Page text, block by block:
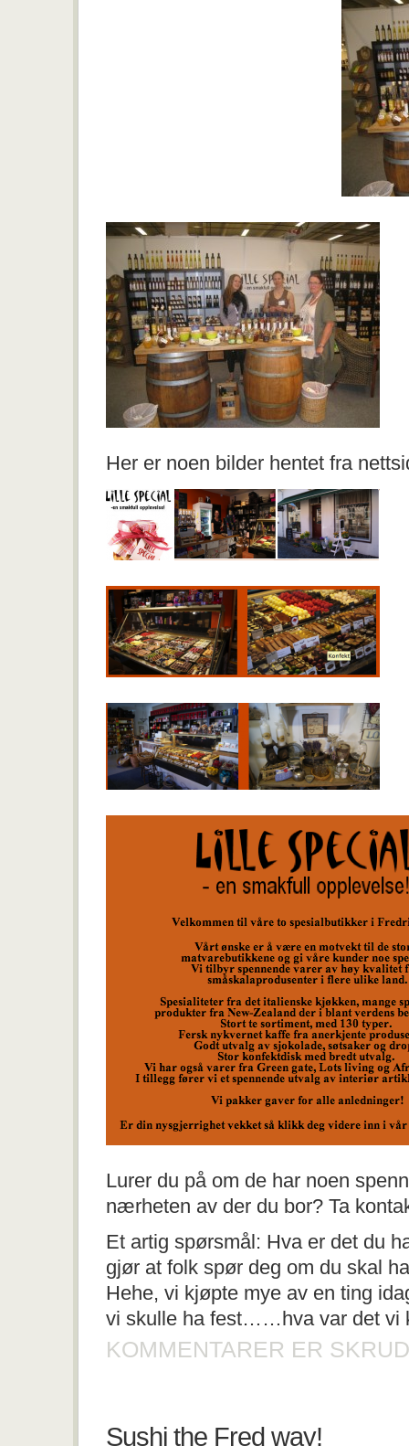
Her er noen bilder hentet fra
Lurer du på om de har noen
nærheten av der du bor? Ta
Et artig spørsmål: Hva er det du
gjør at folk spør deg om du skal
Hehe, vi kjøpte mye av en ting
vi skulle ha fest……hva var det vi
KOMMENTARER ER
Sushi the Fred way!